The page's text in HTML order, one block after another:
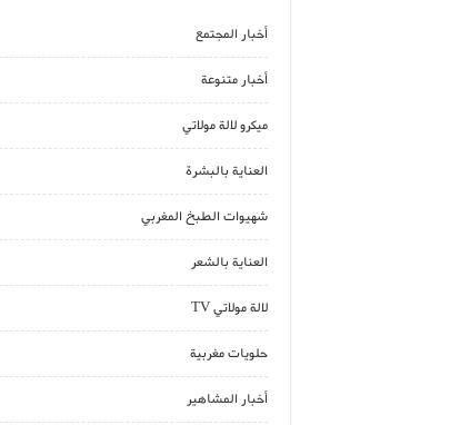
أخبار المجتمع
أخبار متنوعة
ميكرو لالة مولاتي
العناية بالبشرة
شهيوات الطبخ المغربي
العناية بالشعر
لالة مولاتي TV
حلويات مغربية
أخبار المشاهير